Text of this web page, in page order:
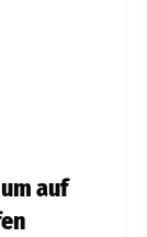
auf